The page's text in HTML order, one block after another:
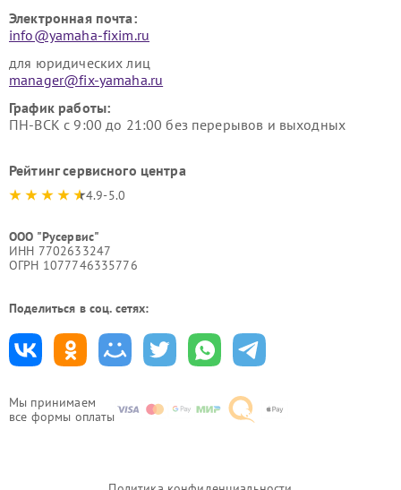
Мы принимаем
все формы оплаты
Электронная почта:
info@yamaha-fixim.ru
для юридических лиц
manager@fix-yamaha.ru
График работы:
ПН-ВСК с 9:00 до 21:00 без перерывов и выходных
Рейтинг сервисного центра
4.9-5.0
ООО "Русервис"
ИНН 7702633247
ОГРН 1077746335776
Поделиться в соц. сетях: